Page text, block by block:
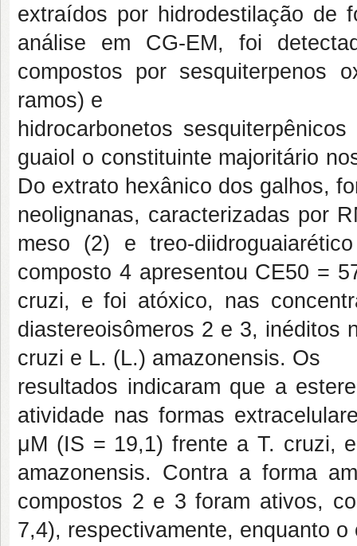
extraídos por hidrodestilação de
análise em CG-EM, foi
compostos por sesquiterpenos
ramos) e
hidrocarbonetos
guaiol o constituinte majoritário
Do extrato hexânico dos galhos,
neolignanas, caracterizadas por
meso (2) e treo-
composto 4 apresentou CE50 =
cruzi, e foi atóxico, nas
diastereoisômeros 2 e 3, inéditos
cruzi e L. (L.) amazonensis. Os
resultados indicaram que a
atividade nas formas
μM (IS = 19,1) frente a T. cruzi,
amazonensis. Contra a forma
compostos 2 e 3 foram ativos,
7,4), respectivamente, enquanto o